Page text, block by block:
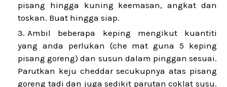
pisang hingga kuning keemasan, angkat dan
toskan. Buat hingga siap.
Ambil beberapa keping mengikut kuantiti
yang anda perlukan (che mat guna 5 keping
pisang goreng) dan susun dalam pinggan sesuai.
Parutkan keju cheddar secukupnya atas pisang
goreng tadi dan juga sedikit parutan coklat susu.